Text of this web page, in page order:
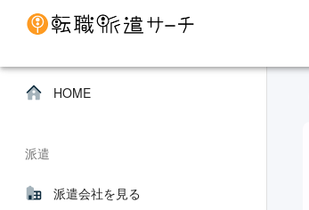
HOME
派遣
派遣会社を見る